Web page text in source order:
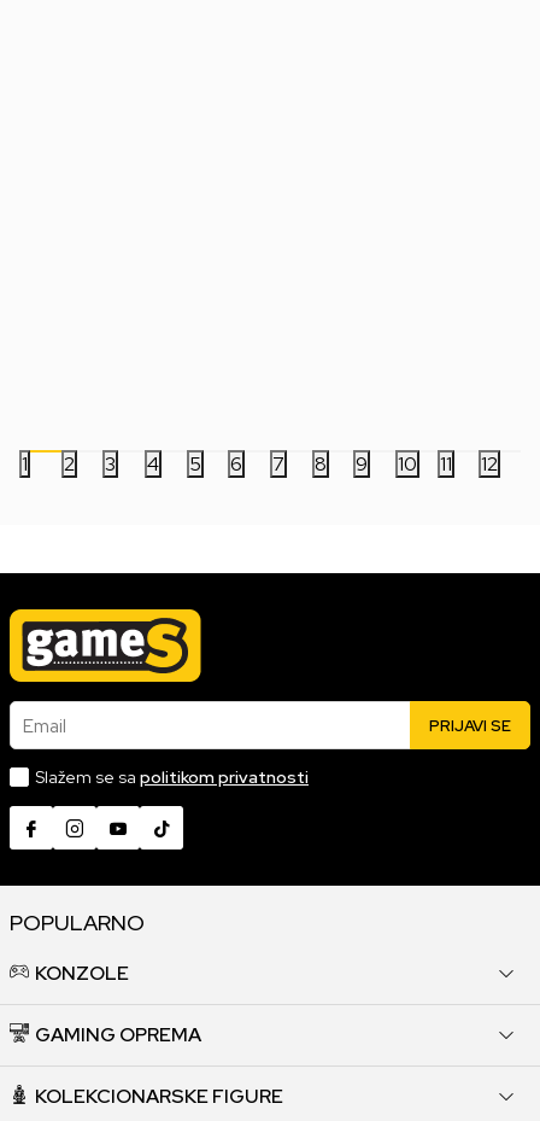
1 2 3 4 5 6 7 8 9 10 11 12
Email PRIJAVI SE
Slažem se sa politikom privatnosti
POPULARNO
KONZOLE
GAMING OPREMA
KOLEKCIONARSKE FIGURE